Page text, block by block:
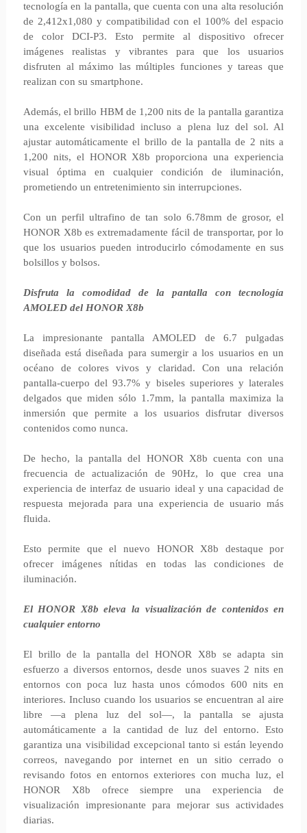
tecnología en la pantalla, que cuenta con una alta resolución
de 2,412x1,080 y compatibilidad con el 100% del espacio
de color DCI-P3. Esto permite al dispositivo ofrecer
imágenes realistas y vibrantes para que los usuarios
disfruten al máximo las múltiples funciones y tareas que
realizan con su smartphone.
Además, el brillo HBM de 1,200 nits de la pantalla garantiza
una excelente visibilidad incluso a plena luz del sol. Al
ajustar automáticamente el brillo de la pantalla de 2 nits a
1,200 nits, el HONOR X8b proporciona una experiencia
visual óptima en cualquier condición de iluminación,
prometiendo un entretenimiento sin interrupciones.
Con un perfil ultrafino de tan solo 6.78mm de grosor, el
HONOR X8b es extremadamente fácil de transportar, por lo
que los usuarios pueden introducirlo cómodamente en sus
bolsillos y bolsos.
Disfruta la comodidad de la pantalla con tecnología
AMOLED del HONOR X8b
La impresionante pantalla AMOLED de 6.7 pulgadas
diseñada está diseñada para sumergir a los usuarios en un
océano de colores vivos y claridad. Con una relación
pantalla-cuerpo del 93.7% y biseles superiores y laterales
delgados que miden sólo 1.7mm, la pantalla maximiza la
inmersión que permite a los usuarios disfrutar diversos
contenidos como nunca.
De hecho, la pantalla del HONOR X8b cuenta con una
frecuencia de actualización de 90Hz, lo que crea una
experiencia de interfaz de usuario ideal y una capacidad de
respuesta mejorada para una experiencia de usuario más
fluida.
Esto permite que el nuevo HONOR X8b destaque por
ofrecer imágenes nítidas en todas las condiciones de
iluminación.
El HONOR X8b eleva la visualización de contenidos en
cualquier entorno
El brillo de la pantalla del HONOR X8b se adapta sin
esfuerzo a diversos entornos, desde unos suaves 2 nits en
entornos con poca luz hasta unos cómodos 600 nits en
interiores. Incluso cuando los usuarios se encuentran al aire
libre ―a plena luz del sol―, la pantalla se ajusta
automáticamente a la cantidad de luz del entorno. Esto
garantiza una visibilidad excepcional tanto si están leyendo
correos, navegando por internet en un sitio cerrado o
revisando fotos en entornos exteriores con mucha luz, el
HONOR X8b ofrece siempre una experiencia de
visualización impresionante para mejorar sus actividades
diarias.